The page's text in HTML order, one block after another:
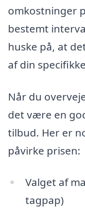
omkostninger
bestemt
huske på, at
af din
Når du
det være en
tilbud. Her er
påvirke prisen:
Valget af
tagpap)